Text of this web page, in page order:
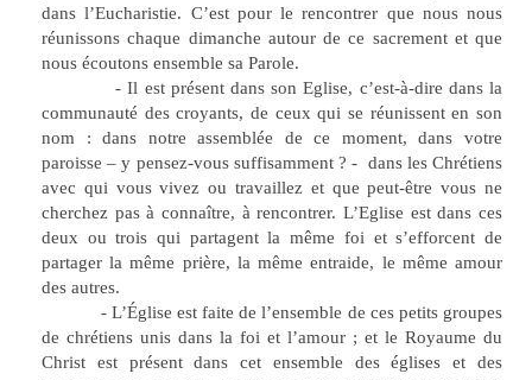
dans l’Eucharistie. C’est pour le rencontrer que nous nous
réunissons chaque dimanche autour de ce sacrement et que
nous écoutons ensemble sa Parole.
- Il est présent dans son Eglise, c’est-à-dire dans la
communauté des croyants, de ceux qui se réunissent en son
nom : dans notre assemblée de ce moment, dans votre
paroisse – y pensez-vous suffisamment ? - dans les Chrétiens
avec qui vous vivez ou travaillez et que peut-être vous ne
cherchez pas à connaître, à rencontrer. L’Eglise est dans ces
deux ou trois qui partagent la même foi et s’efforcent de
partager la même prière, la même entraide, le même amour
des autres.
- L’Église est faite de l’ensemble de ces petits groupes
de chrétiens unis dans la foi et l’amour ; et le Royaume du
Christ est présent dans cet ensemble des églises et des